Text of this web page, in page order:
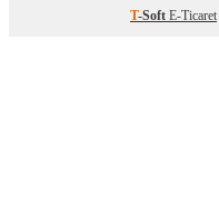
T-Soft E-Ticaret